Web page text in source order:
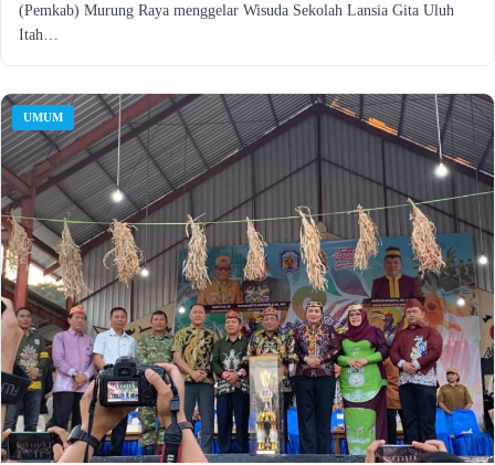
(Pemkab) Murung Raya menggelar Wisuda Sekolah Lansia Gita Uluh
Itah…
UMUM